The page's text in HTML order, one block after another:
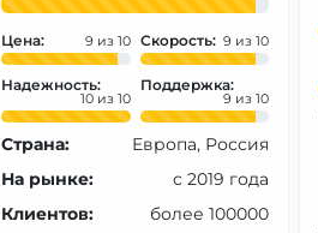
Цена: 9 Скорость: 9
Надежность:
10
Поддержка:
9
Страна:
Европа, Россия
На рынке:
с 2019 года
Клиентов:
более 100000